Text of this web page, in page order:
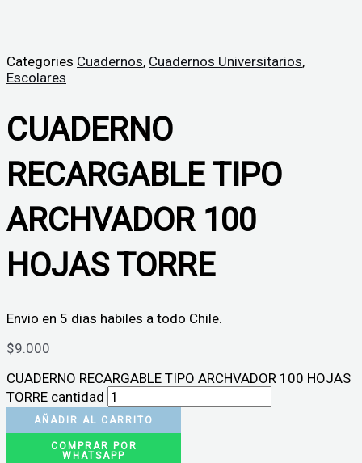
Categories Cuadernos, Cuadernos Universitarios,
Escolares
CUADERNO
RECARGABLE TIPO
ARCHVADOR 100
HOJAS TORRE
Envio en 5 dias habiles a todo Chile.
$9.000
CUADERNO RECARGABLE TIPO ARCHVADOR 100 HOJAS
TORRE cantidad
AÑADIR AL CARRITO
COMPRAR POR
WHATSAPP